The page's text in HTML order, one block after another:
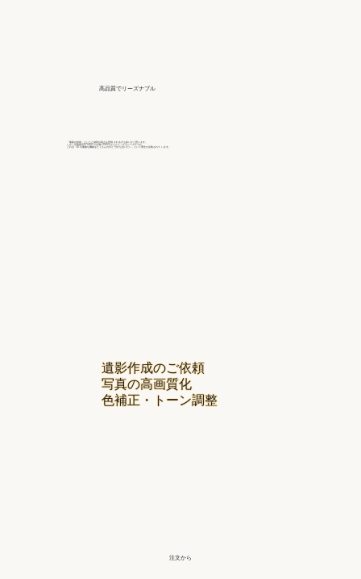
遺影作成のご依頼
写真の高画質化
色補正・トーン調整
高品質でリーズナブル
「最新の技術」というと値段の高さを危惧 される方も多いかと思います。
しかし写真復活STUDIO では1枚 990円 からととってもリーズナブル。
これは「AI の素敵な機能をたくさんの方と 分かち合いたい」という理念が反映されて います。
注文から